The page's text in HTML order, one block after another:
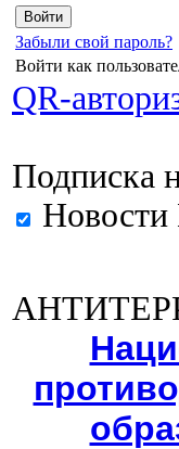
Забыли свой пароль?
Войти как
QR-
Подписка
Новости